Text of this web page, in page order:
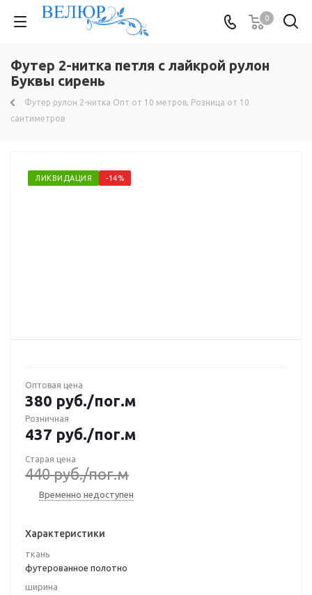
0
Футер 2-нитка петля с лайкрой рулон
Буквы сирень
Футер рулон 2-нитка Опт от 10 метров, Розница от 10
сантиметров
ЛИКВИДАЦИЯ -14%
Оптовая цена
380 руб./пог.м
Розничная
437 руб./пог.м
Старая цена
440руб./пог.м
Временно недоступен
Характеристики
ткань
футерованное полотно
ширина